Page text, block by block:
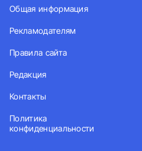
Общая информация
Рекламодателям
Правила сайта
Редакция
Контакты
Политика
конфиденциальности